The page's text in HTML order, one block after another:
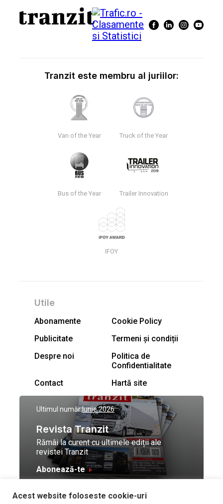
Tranzit este membru al juriilor:
Van of the Year Truck of the Year
Bus of the Year Trailer Innovation
IFOY
Utile
Abonamente
Cookie Policy
Publicitate
Termeni și condiții
Despre noi
Politica de
Confidentialitate
Contact
Hartă site
Ultimul număr:Iunie 2026
Revista Tranzit
Rămâi la curent cu ultimele ediții ale
revistei Tranzit
Abonează-te
© Toate drepturile Design by
Acest website foloseste cookie-uri